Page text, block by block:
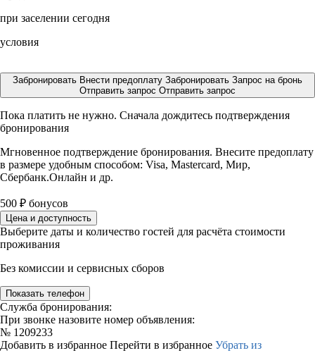
при заселении сегодня
условия
Забронировать Внести предоплату Забронировать Запрос на бронь
Отправить запрос Отправить запрос
Пока платить не нужно. Сначала дождитесь подтверждения
бронирования
Мгновенное подтверждение бронирования. Внесите предоплату
в размере удобным способом: Visa, Mastercard, Мир,
Сбербанк.Онлайн и др.
500 ₽ бонусов
Цена и доступность
Выберите даты и количество гостей для расчёта стоимости
проживания
Без комиссии и сервисных сборов
Показать телефон
Служба бронирования:
При звонке назовите номер объявления:
№ 1209233
Добавить в избранное Перейти в избранное Убрать из